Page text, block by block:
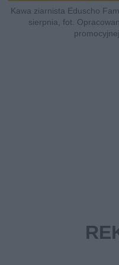
Kawa ziarnista Eduscho
sierpnia, fot.